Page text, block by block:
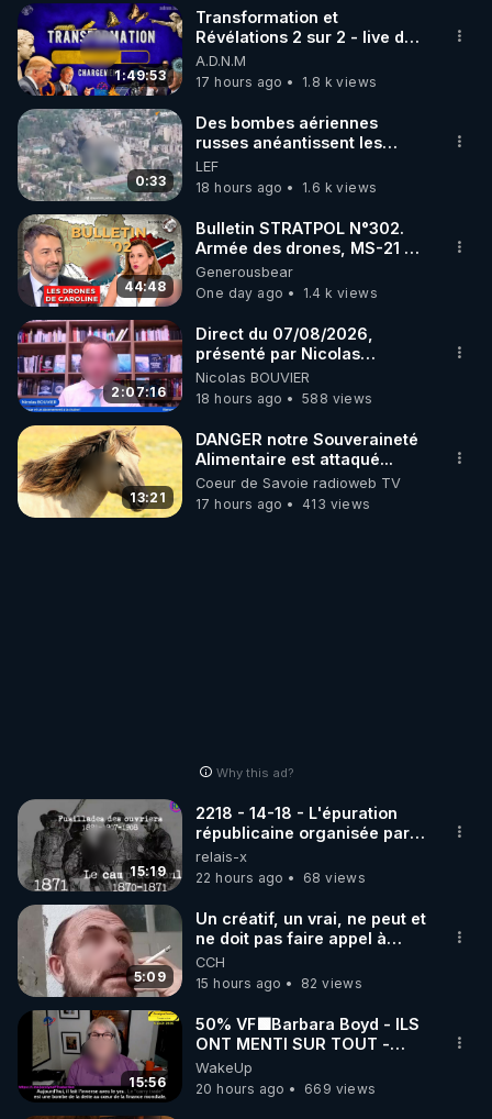
▶ 30 jours gratuit sur l’application de méditation et
de bien-être ENVOL :
Rendez-vous sur https://www.envol.app/code
le code : REGENERE
1:49:53
Transformation et
Révélations 2 sur 2 - live du
07/08/26
A.D.N.M
17 hours ago
1.8 k views
0:33
Des bombes aériennes
russes anéantissent les
centres de contrôle de
drones de 3 brigades
ukrainienne
LEF
18 hours ago
1.6 k views
44:48
Bulletin STRATPOL N°302.
Armée des drones, MS-21 en
série, missiles coréens.
07.08.2026.
Generousbear
One day ago
1.4 k views
2:07:16
Direct du 07/08/2026,
présenté par Nicolas
BOUVIER
Nicolas BOUVIER
18 hours ago
588 views
13:21
DANGER notre Souveraineté
Alimentaire est attaqué...
Coeur de Savoie radioweb TV
17 hours ago
413 views
Why this ad?
15:19
2218 - 14-18 - L'épuration
républicaine organisée par
les frères de la truelle
relais-x
22 hours ago
68 views
5:09
Un créatif, un vrai, ne peut et
ne doit pas faire appel à
l'intelligence artificielle
CCH
15 hours ago
82 views
15:56
50% VF🟩Barbara Boyd - ILS
ONT MENTI SUR TOUT -
Jocelyne Traduction
WakeUp
20 hours ago
669 views